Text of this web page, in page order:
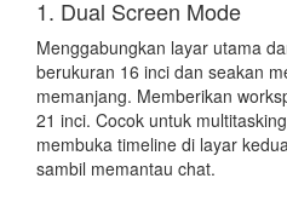
1. Dual Screen Mode
Menggabungkan layar utama
berukuran 16 inci dan seakan
memanjang. Memberikan
21 inci. Cocok untuk
membuka timeline di layar
sambil memantau chat.